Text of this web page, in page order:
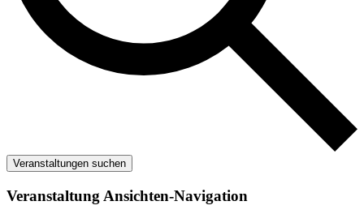
Veranstaltungen suchen
Veranstaltung Ansichten-Navigation